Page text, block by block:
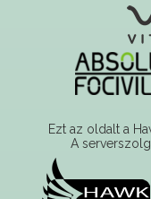
Ezt az oldalt a